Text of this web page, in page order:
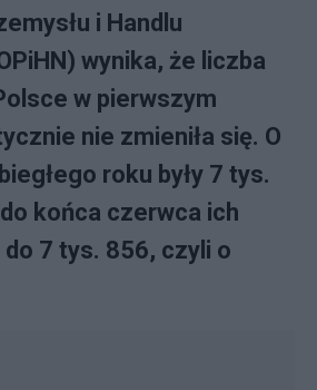
i Handlu
wynika, że liczba
w pierwszym
nie zmieniła się. O
roku były 7 tys.
końca czerwca ich
do 7 tys. 856, czyli o